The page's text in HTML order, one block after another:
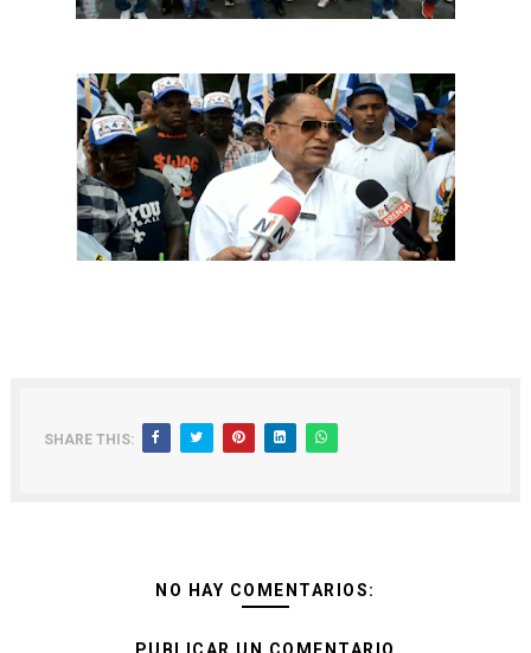
SHARE THIS:
NO HAY COMENTARIOS: